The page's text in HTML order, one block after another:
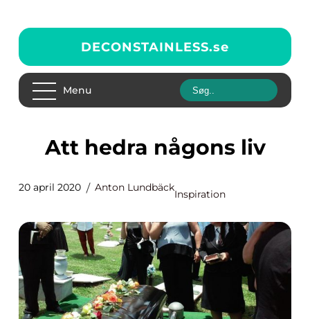
DECONSTAINLESS.se
Menu
Att hedra någons liv
20 april 2020 Anton Lundbäck
Inspiration